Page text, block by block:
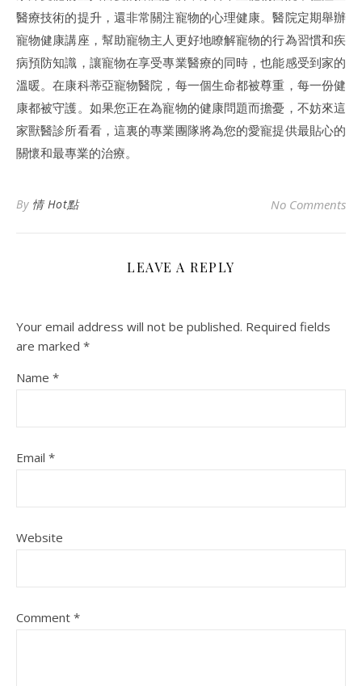
醫療技術的提升，還非常關注寵物的心理健康。醫院定期舉辦
寵物健康講座，幫助寵物主人更好地瞭解寵物的行為習慣和疾
病預防知識，讓寵物在享受專業醫療的同時，也能感受到家的
溫暖。在康科蒂亞寵物醫院，每一個生命都被尊重，每一份健
康都被守護。如果您正在為寵物的健康問題而擔憂，不妨來這
家獸醫診所看看，這裏的專業團隊將為您的愛寵提供最貼心的
關懷和最專業的治療。
By 情 Hot點 No Comments
LEAVE A REPLY
Your email address will not be published. Required fields
are marked *
Name *
Email *
Website
Comment *